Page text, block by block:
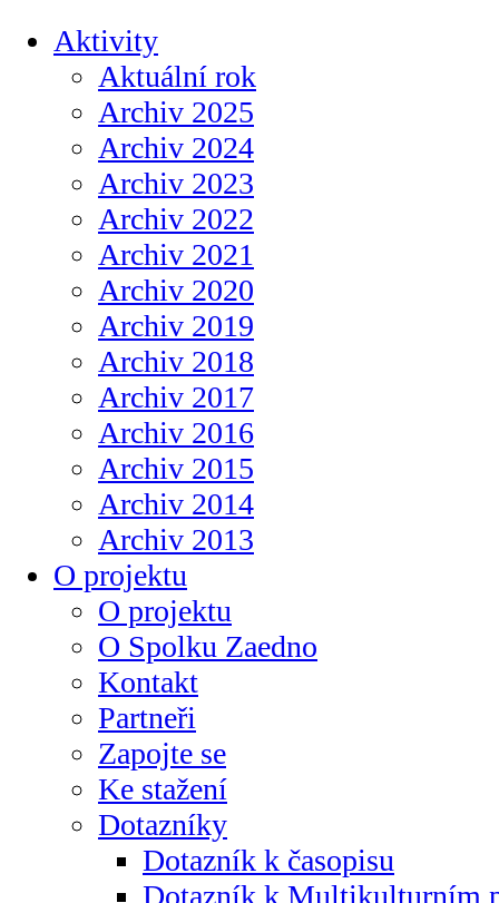
Aktivity
Aktuální rok
Archiv 2025
Archiv 2024
Archiv 2023
Archiv 2022
Archiv 2021
Archiv 2020
Archiv 2019
Archiv 2018
Archiv 2017
Archiv 2016
Archiv 2015
Archiv 2014
Archiv 2013
O projektu
O projektu
O Spolku Zaedno
Kontakt
Partneři
Zapojte se
Ke stažení
Dotazníky
Dotazník k časopisu